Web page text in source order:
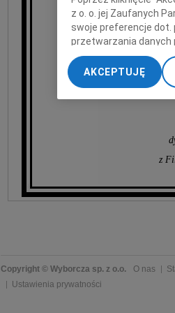
z
Copyright © Wyborcza sp. z o.o. O nas
Ustawienia prywatności
z o. o. jej Zaufanych
swoje preferencje dot.
przetwarzania danych
„Ustawienia
My, nasi Zaufani
dokładnych danych
Przechowywanie
AKCEPTUJĘ